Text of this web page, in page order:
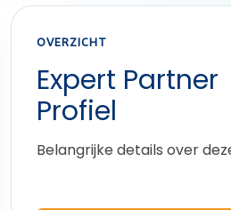
OVERZICHT
Expert Partner
Profiel
Belangrijke details over